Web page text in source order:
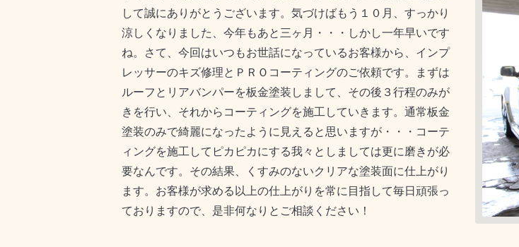
して誠にありがとうございます。気づけばもう１０月、すっかり
涼しくなりました、今年もあと三ヶ月・・・しかし一年早いです
ね。さて、今回はいつもお世話になっているお客様から、インプ
レッサーのキズ修理とＰＲＯコーティングのご依頼です。まずは
ルーフとリアバンパーを板金塗装しまして、その後３行程のみが
きを行い、それからコーティングを施工していきます。通常板金
塗装のみで綺麗になったように見えると思いますが・・・コーテ
ィングを施工してピカピカにする我々としましては更に磨きが必
要なんです。その結果、くすみのないクリアな塗装面に仕上がり
ます。お客様が求める以上の仕上がりを常に目指して毎日頑張っ
ておりますので、是非何なりとご相談ください！